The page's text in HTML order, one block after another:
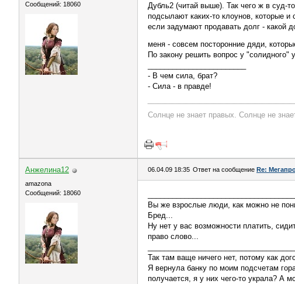
Сообщений: 18060
Дубль2 (читай выше). Так чего ж в суд-
подсылают каких-то клоунов, которые
если задумают продавать долг - какой
меня - совсем посторонние дяди,
По закону решить вопрос у "солидного"
- В чем сила, брат?
- Сила - в правде!
Солнце не знает правых. Солнце не
Анжелина12
amazona
Сообщений: 18060
06.04.09 18:35 Ответ на сообщение Re:
Вы же взрослые люди, как можно не
Бред...
Ну нет у вас возможности платить,
право слово...
Так там ваще ничего нет, потому как
Я вернула банку по моим подсчетам
получается, я у них чего-то украла? А